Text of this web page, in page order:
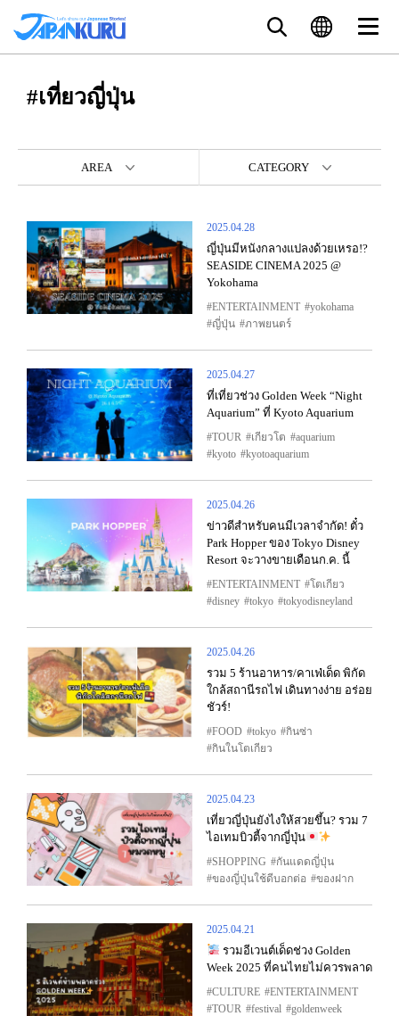
#เที่ยวญี่ปุ่น
AREA CATEGORY
2025.04.28
ญี่ปุ่นมีหนังกลางแปลงด้วยเหรอ!?
SEASIDE CINEMA 2025 @
Yokohama
ENTERTAINMENT
yokohama
ญี่ปุ่น
ภาพยนตร์
2025.04.27
ที่เที่ยวช่วง Golden Week “Night
Aquarium” ที่ Kyoto Aquarium
TOUR เกียวโต
aquarium
kyoto
kyotoaquarium
2025.04.26
ข่าวดีสำหรับคนมีเวลาจำกัด! ตั๋ว
Park Hopper ของ Tokyo Disney
Resort จะวางขายเดือนก.ค. นี้
ENTERTAINMENT
โตเกียว
disney
tokyo tokyodisneyland
2025.04.26
รวม 5 ร้านอาหาร/คาเฟ่เด็ด พิกัด
ใกล้สถานีรถไฟ เดินทางง่าย อร่อย
ชัวร์!
FOOD tokyo
กินซ่า
กินในโตเกียว
2025.04.23
เที่ยวญี่ปุ่นยังไงให้สวยขึ้น? รวม 7
ไอเทมบิวตี้จากญี่ปุ่น
SHOPPING
กันแดดญี่ปุ่น
ของญี่ปุ่นใช้ดีบอกต่อ
ของฝาก
2025.04.21
รวมอีเวนต์เด็ดช่วง Golden
Week 2025 ที่คนไทยไม่ควรพลาด
CULTURE
ENTERTAINMENT
TOUR
festival
goldenweek